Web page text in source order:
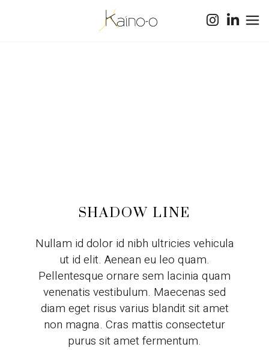
SHADOW LINE
Nullam id dolor id nibh ultricies vehicula
ut id elit. Aenean eu leo quam.
Pellentesque ornare sem lacinia quam
venenatis vestibulum. Maecenas sed
diam eget risus varius blandit sit amet
non magna. Cras mattis consectetur
purus sit amet fermentum.